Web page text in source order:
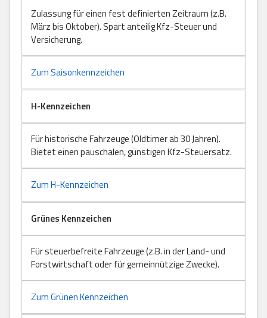
Zulassung für einen fest definierten Zeitraum (z.B.
März bis Oktober). Spart anteilig Kfz-Steuer und
Versicherung.
Zum Saisonkennzeichen
H-Kennzeichen
Für historische Fahrzeuge (Oldtimer ab 30 Jahren).
Bietet einen pauschalen, günstigen Kfz-Steuersatz.
Zum H-Kennzeichen
Grünes Kennzeichen
Für steuerbefreite Fahrzeuge (z.B. in der Land- und
Forstwirtschaft oder für gemeinnützige Zwecke).
Zum Grünen Kennzeichen